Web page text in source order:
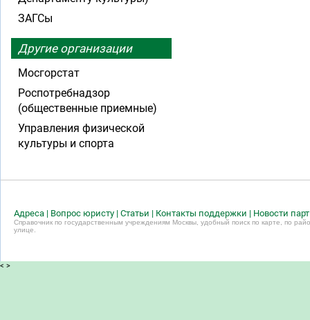
ЗАГСы
Другие организации
Мосгорстат
Роспотребнадзор
(общественные приемные)
Управления физической
культуры и спорта
Адреса | Вопрос юристу | Статьи | Контакты поддержки | Новости
Справочник по государственным учреждениям Москвы, удобный поиск по карте, по
улице.
< >